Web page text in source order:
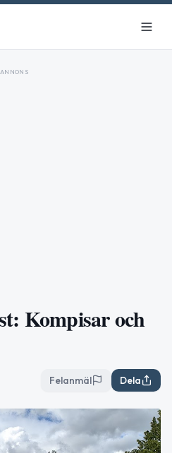
ANNONS
Kompisar och
Felanmäl Dela